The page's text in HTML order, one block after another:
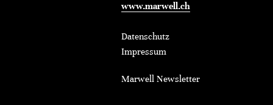
www.marwell.ch
Datenschutz
Impressum
Marwell Newsletter